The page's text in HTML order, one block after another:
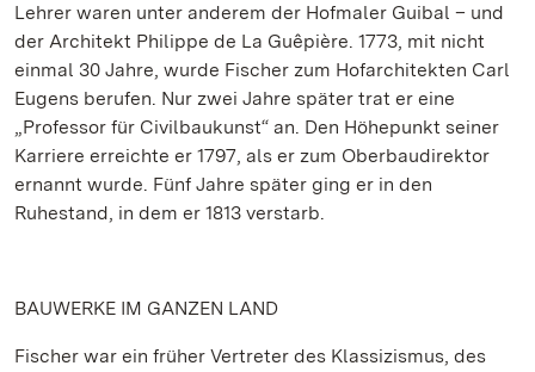
Lehrer waren unter anderem der Hofmaler Guibal – und
der Architekt Philippe de La Guêpière. 1773, mit nicht
einmal 30 Jahre, wurde Fischer zum Hofarchitekten Carl
Eugens berufen. Nur zwei Jahre später trat er eine
„Professor für Civilbaukunst“ an. Den Höhepunkt seiner
Karriere erreichte er 1797, als er zum Oberbaudirektor
ernannt wurde. Fünf Jahre später ging er in den
Ruhestand, in dem er 1813 verstarb.
BAUWERKE IM GANZEN LAND
Fischer war ein früher Vertreter des Klassizismus, des